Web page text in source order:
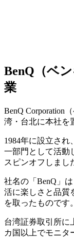
BenQ（ベ
業
BenQ Corporation
湾・台北に本社を
1984年に設立され
一部門として活動
スピンオフしまし
社名の「BenQ」
活に楽しさと品質
を取ったものです。
台湾証券取引所に
カ国以上でモニタ